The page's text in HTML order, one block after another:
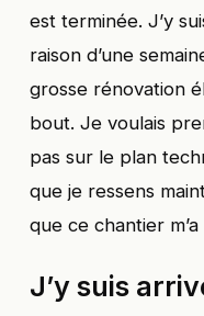
est terminée. J’y
raison d’une
grosse rénovation
bout. Je voulais
pas sur le plan
que je ressens
que ce chantier
J’y suis